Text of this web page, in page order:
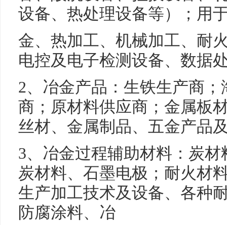
设备、热处理设备等）；用
金、热加工、机械加工、耐
电控及电子检测设备、数据
2、冶金产品：生铁生产商
商；原材料供应商；金属板
丝材、金属制品、五金产品
3、冶金过程辅助材料：炭
炭材料、石墨电极；耐火材
生产加工技术及设备、各种
防腐涂料、冶